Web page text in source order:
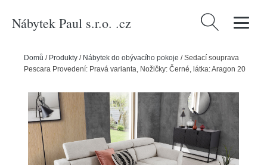
Nábytek Paul s.r.o. .cz Vyhledávání
Domů / Produkty / Nábytek do obývacího pokoje /Sedací souprava
Pescara Provedení: Pravá varianta, Nožičky: Černé, látka: Aragon 20